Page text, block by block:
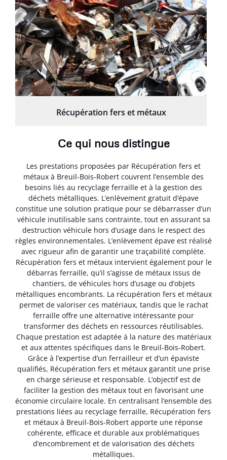
Récupération fers et métaux
Ce qui nous distingue
Les prestations proposées par Récupération fers et
métaux à Breuil-Bois-Robert couvrent l’ensemble des
besoins liés au recyclage ferraille et à la gestion des
déchets métalliques. L’enlèvement gratuit d’épave
constitue une solution pratique pour se débarrasser d’un
véhicule inutilisable sans contrainte, tout en assurant sa
destruction véhicule hors d’usage dans le respect des
règles environnementales. L’enlèvement épave est réalisé
avec rigueur afin de garantir une traçabilité complète.
Récupération fers et métaux intervient également pour le
débarras ferraille, qu’il s’agisse de métaux issus de
chantiers, de véhicules hors d’usage ou d’objets
métalliques encombrants. La récupération fers et métaux
permet de valoriser ces matériaux, tandis que le rachat
ferraille offre une alternative intéressante pour
transformer des déchets en ressources réutilisables.
Chaque prestation est adaptée à la nature des matériaux
et aux attentes spécifiques dans le Breuil-Bois-Robert.
Grâce à l’expertise d’un ferrailleur et d’un épaviste
qualifiés, Récupération fers et métaux garantit une prise
en charge sérieuse et responsable. L’objectif est de
faciliter la gestion des métaux tout en favorisant une
économie circulaire locale. En centralisant l’ensemble des
prestations liées au recyclage ferraille, Récupération fers
et métaux à Breuil-Bois-Robert apporte une réponse
cohérente, efficace et durable aux problématiques
d’encombrement et de valorisation des déchets
métalliques.